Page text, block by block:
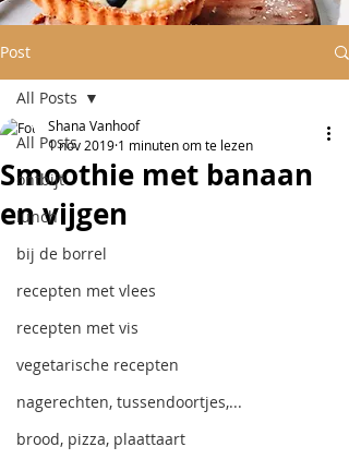
Post
All Posts
ontbijt
lunch
bij de borrel
recepten met vlees
recepten met vis
vegetarische recepten
nagerechten, tussendoortjes,...
brood, pizza, plaattaart
All Posts
Smoothie met banaan
en vijgen
Shana Vanhoof
1 nov 2019 1 minuten om te lezen